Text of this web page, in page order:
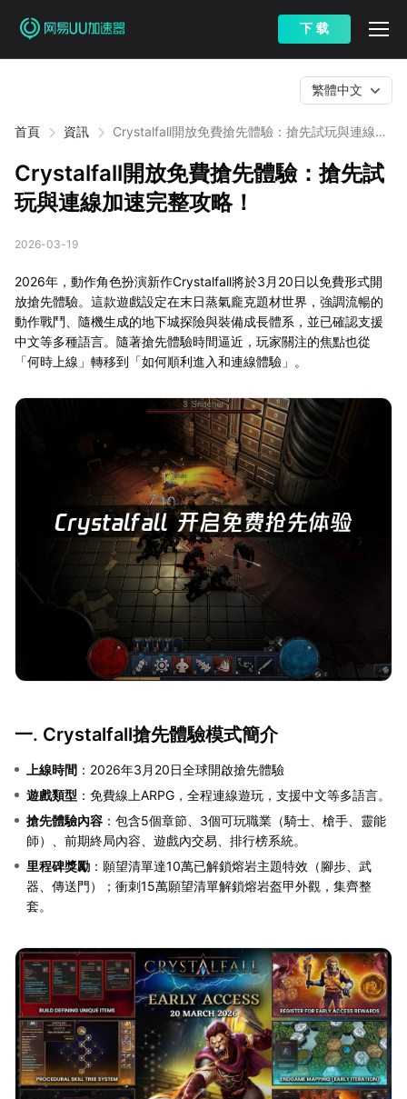
下 载
首頁 資訊
Crystalfall開放免費搶先體驗：搶先試玩與連線加
繁體中文
Crystalfall開放免費搶先體驗：搶先試
玩與連線加速完整攻略！
2026-03-19
2026年，動作角色扮演新作Crystalfall將於3月20日以免費形式開
放搶先體驗。這款遊戲設定在末日蒸氣龐克題材世界，強調流暢的
動作戰鬥、隨機生成的地下城探險與裝備成長體系，並已確認支援
中文等多種語言。隨著搶先體驗時間逼近，玩家關注的焦點也從
「何時上線」轉移到「如何順利進入和連線體驗」。
一. Crystalfall搶先體驗模式簡介
上線時間 ：2026年3月20日全球開啟搶先體驗
遊戲類型 ：免費線上ARPG，全程連線遊玩，支援中文等多語言。
搶先體驗內容 ：包含5個章節、3個可玩職業（騎士、槍手、靈能
師）、前期終局內容、遊戲內交易、排行榜系統。
里程碑獎勵 ：願望清單達10萬已解鎖熔岩主題特效（腳步、武
器、傳送門）；衝刺15萬願望清單解鎖熔岩盔甲外觀，集齊整
套。